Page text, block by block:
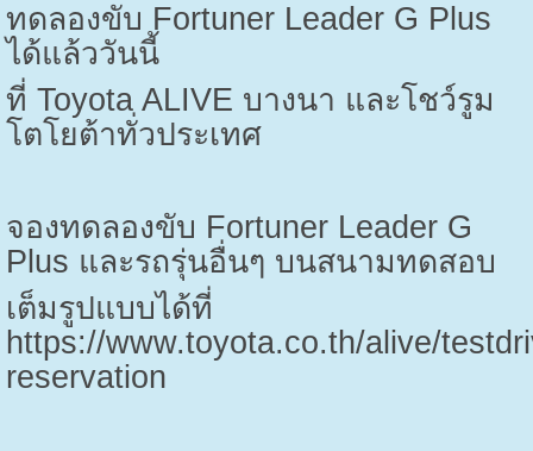
ทดลองขับ Fortuner Leader G Plus
ได้แล้ววันนี้
ที่ Toyota ALIVE บางนา และโชว์รูม
โตโยต้าทั่วประเทศ
จองทดลองขับ Fortuner Leader G
Plus และรถรุ่นอื่นๆ บนสนามทดสอบ
เต็มรูปแบบได้ที่
https://www.toyota.co.th/alive/
reservation